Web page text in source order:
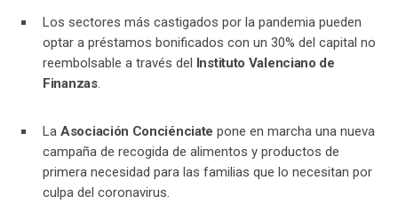
Los sectores más castigados por la pandemia pueden
optar a préstamos bonificados con un 30% del capital no
reembolsable a través del Instituto Valenciano de
Finanzas.
La Asociación Conciénciate pone en marcha una nueva
campaña de recogida de alimentos y productos de
primera necesidad para las familias que lo necesitan por
culpa del coronavirus.